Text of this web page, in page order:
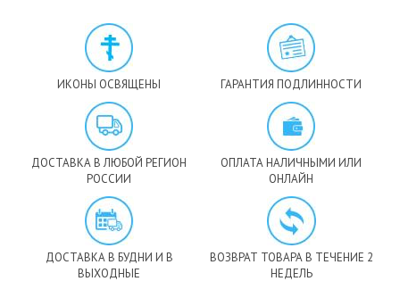
ИКОНЫ ОСВЯЩЕНЫ ГАРАНТИЯ ПОДЛИННОСТИ
ДОСТАВКА В ЛЮБОЙ РЕГИОН
РОССИИ
ОПЛАТА НАЛИЧНЫМИ ИЛИ
ОНЛАЙН
ДОСТАВКА В БУДНИ И В
ВЫХОДНЫЕ
ВОЗВРАТ ТОВАРА В ТЕЧЕНИЕ 2
НЕДЕЛЬ